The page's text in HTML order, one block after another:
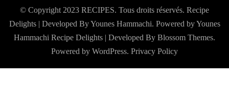
© Copyright 2023 RECIPES. Tous droits réservés. Recipe
Delights | Developed By Younes Hammachi. Powered by Younes
Hammachi Recipe Delights | Developed By Blossom Themes.
Powered by WordPress. Privacy Policy